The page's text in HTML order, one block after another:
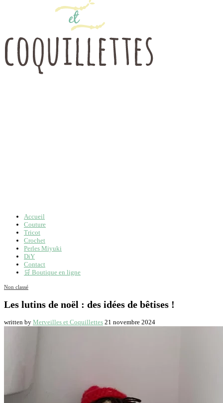
Accueil
Couture
Tricot
Crochet
Perles Miyuki
DiY
Contact
🛒 Boutique en ligne
Non classé
Les lutins de noël : des idées de bêtises !
written by Merveilles et Coquillettes 21 novembre 2024